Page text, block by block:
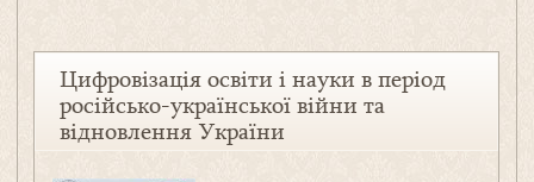
Цифровізація освіти і науки в період
російсько-української війни та
відновлення України